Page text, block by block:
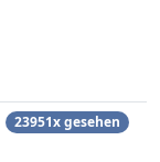
23951x gesehen